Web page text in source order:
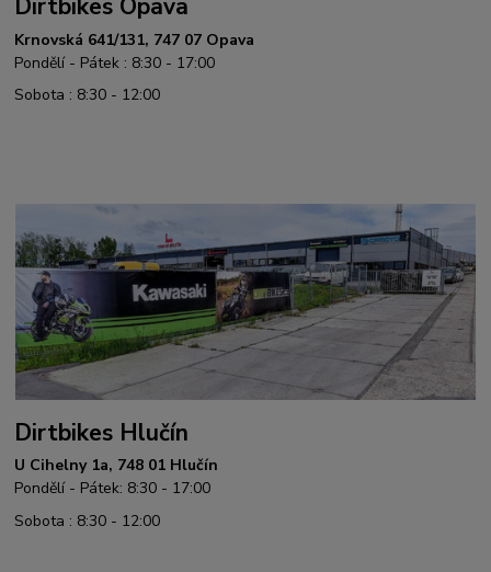
Dirtbikes Opava
Krnovská 641/131, 747 07 Opava
Pondělí - Pátek : 8:30 - 17:00
Sobota : 8:30 - 12:00
Dirtbikes Hlučín
U Cihelny 1a, 748 01 Hlučín
Pondělí - Pátek: 8:30 - 17:00
Sobota : 8:30 - 12:00